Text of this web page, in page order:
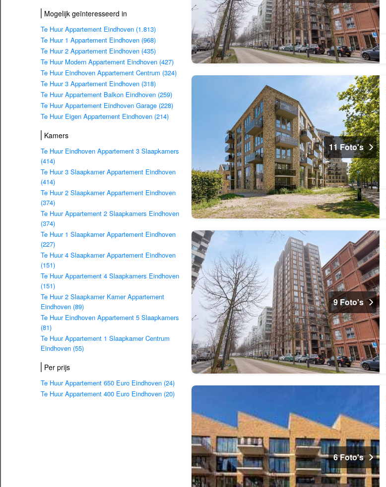
Mogelijk geïnteresseerd in
Te Huur Appartement Eindhoven (1.813)
Te Huur 1 Appartement Eindhoven (968)
Te Huur 2 Appartement Eindhoven (435)
Te Huur Modern Appartement Eindhoven (427)
Te Huur Eindhoven Appartement Centrum (324)
Te Huur 3 Appartement Eindhoven (318)
Te Huur Appartement Balkon Eindhoven (259)
Te Huur Appartement Eindhoven Garage (228)
Te Huur Eigen Appartement Eindhoven (214)
Kamers
Te Huur Eindhoven Appartement 3 Slaapkamers
(414)
Te Huur 3 Slaapkamer Appartement Eindhoven
(414)
Te Huur 2 Slaapkamer Appartement Eindhoven
(374)
Te Huur Appartement 2 Slaapkamers Eindhoven
(374)
Te Huur 1 Slaapkamer Appartement Eindhoven
(227)
Te Huur 4 Slaapkamer Appartement Eindhoven
(151)
Te Huur Appartement 4 Slaapkamers Eindhoven
(151)
Te Huur 2 Slaapkamer Kamer Appartement
Eindhoven (89)
Te Huur Eindhoven Appartement 5 Slaapkamers
(81)
Te Huur Appartement 1 Slaapkamer Centrum
Eindhoven (55)
Per prijs
Te Huur Appartement 650 Euro Eindhoven (24)
Te Huur Appartement 400 Euro Eindhoven (20)
11 Foto's
9 Foto's
6 Foto's